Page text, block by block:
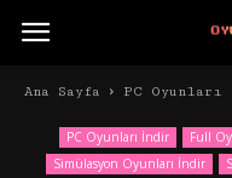
Ana Sayfa PC
PC Oyunları İndir Full
Simülasyon Oyunları İndir